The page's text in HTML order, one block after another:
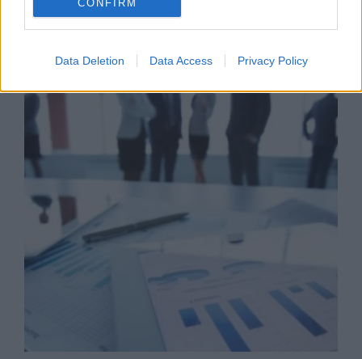
CONFIRM
Data Deletion Data Access Privacy Policy
Business Know-how